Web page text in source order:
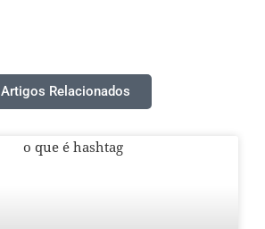
Artigos Relacionados